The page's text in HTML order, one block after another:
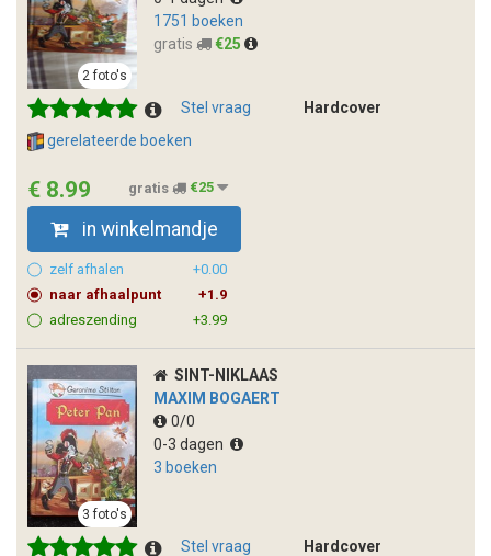
1751 boeken
gratis
€25
2 foto's
Stel vraag
Hardcover
gerelateerde boeken
€ 8.99 gratis €25
in winkelmandje
zelf afhalen
+0.00
naar afhaalpunt
+1.9
adreszending
+3.99
SINT-NIKLAAS
MAXIM BOGAERT
0/0
0-3 dagen
3 boeken
3 foto's
Stel vraag
Hardcover